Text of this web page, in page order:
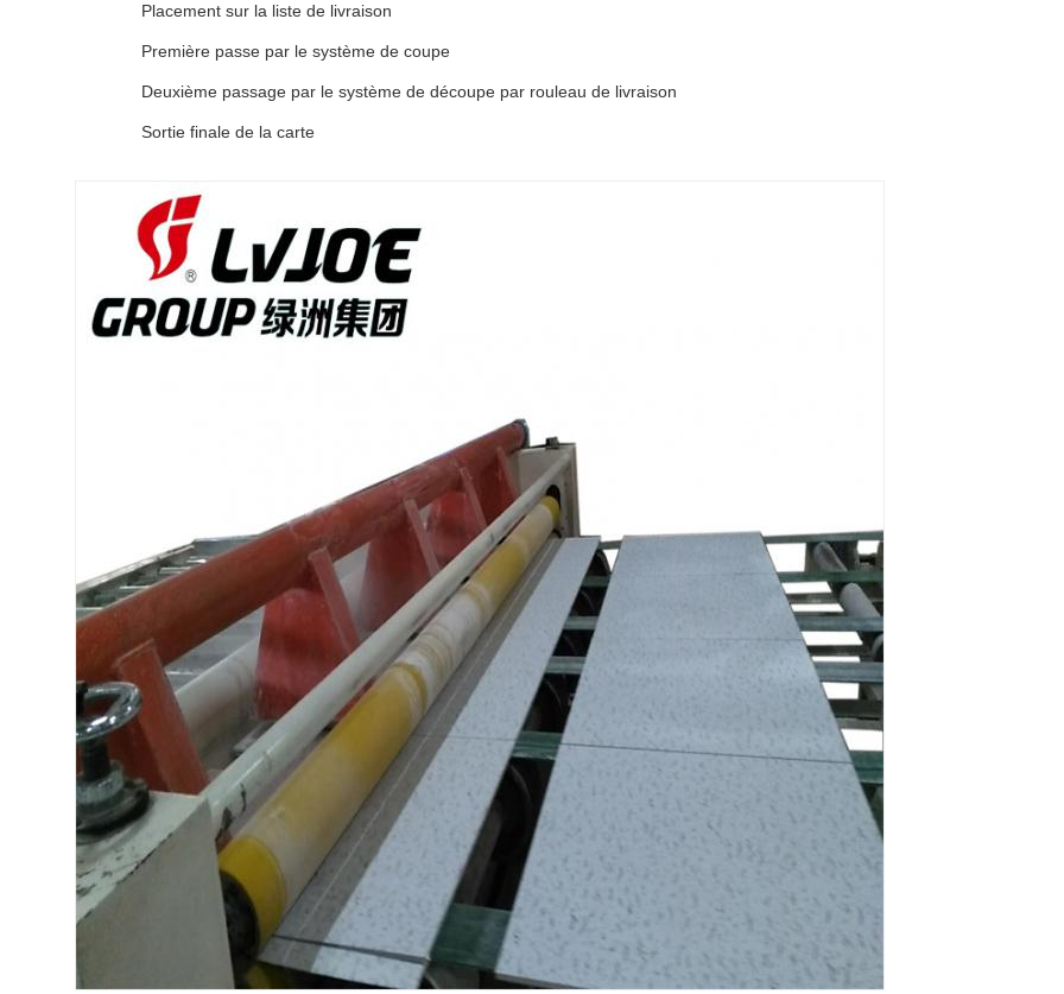
Placement sur la liste de livraison
Première passe par le système de coupe
Deuxième passage par le système de découpe par rouleau de livraison
Sortie finale de la carte